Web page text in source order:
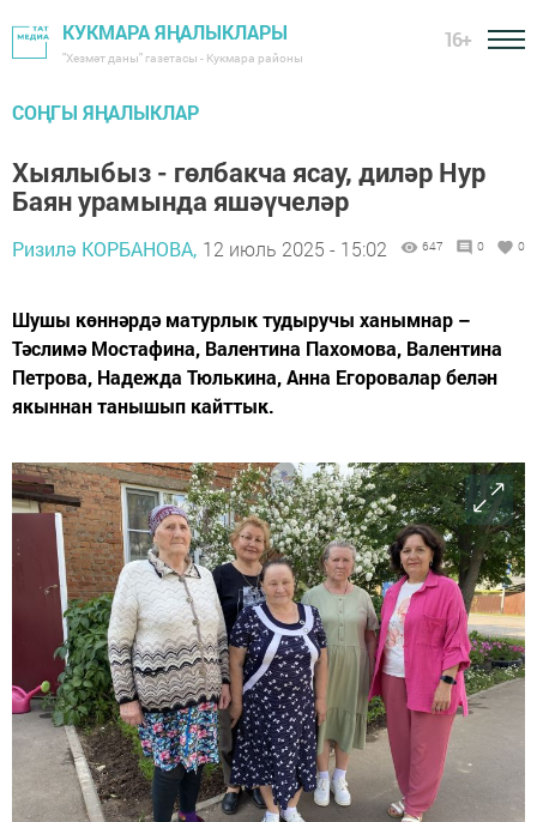
КУКМАРА ЯҢАЛЫКЛАРЫ
"Хезмәт даны" газетасы - Кукмара районы
16+
СОҢГЫ ЯҢАЛЫКЛАР
Хыялыбыз - гөлбакча ясау, диләр Нур
Баян урамында яшәүчеләр
Ризилә КОРБАНОВА, 12 июль 2025 - 15:02 647 0 0
Шушы көннәрдә матурлык тудыручы ханымнар –
Тәслимә Мостафина, Валентина Пахомова, Валентина
Петрова, Надежда Тюлькина, Анна Егоровалар белән
якыннан танышып кайттык.